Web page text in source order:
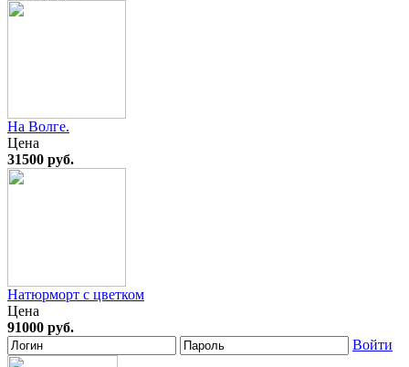
На Волге.
Цена
31500 руб.
Натюрморт с цветком
Цена
91000 руб.
Войти